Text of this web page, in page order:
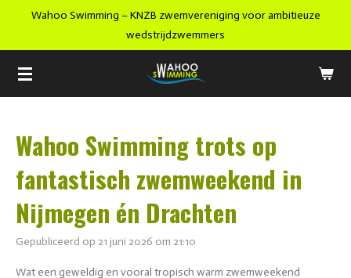
de
hoofdinhoud
Wahoo Swimming – KNZB zwemvereniging voor ambitieuze
wedstrijdzwemmers
Wahoo Swimming trots op
fantastisch zwemweekend in
Nijmegen én Drachten
Gepubliceerd op 21 juni 2026 om 21:10
Wat een geweldig en vooral tropisch warm zwemweekend